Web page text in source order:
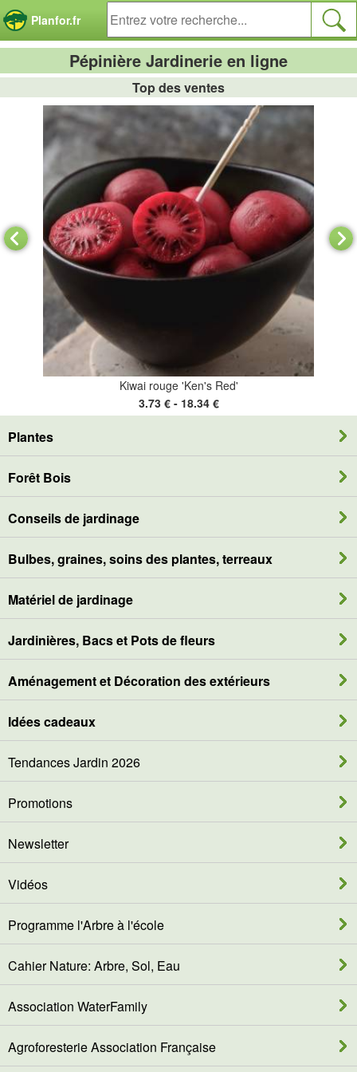
Planfor.fr
Pépinière Jardinerie en ligne
Top des ventes
Kiwai rouge 'Ken's Red'
3.73 € - 18.34 €
Plantes
Forêt Bois
Conseils de jardinage
Bulbes, graines, soins des plantes, terreaux
Matériel de jardinage
Jardinières, Bacs et Pots de fleurs
Aménagement et Décoration des extérieurs
Idées cadeaux
Tendances Jardin 2026
Promotions
Newsletter
Vidéos
Programme l'Arbre à l'école
Cahier Nature: Arbre, Sol, Eau
Association WaterFamily
Agroforesterie Association Française
Panneau de gestion des cookies